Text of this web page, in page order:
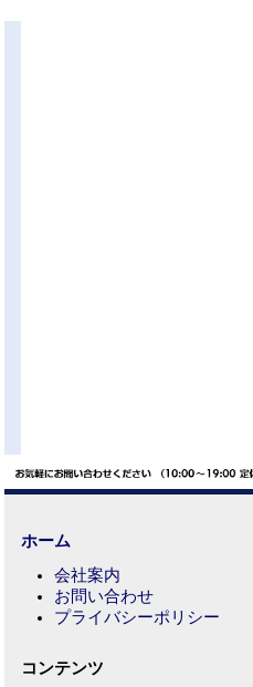
ホーム
会社案内
お問い合わせ
プライバシーポリシー
コンテンツ